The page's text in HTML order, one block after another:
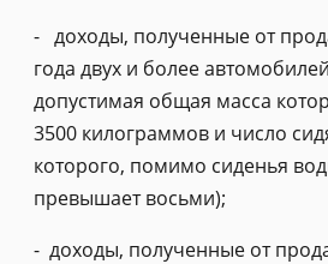
- доходы, полученные от
года двух и более
допустимая общая масса
3500 килограммов и число
которого, помимо сиденья
превышает восьми);
- доходы, полученные от